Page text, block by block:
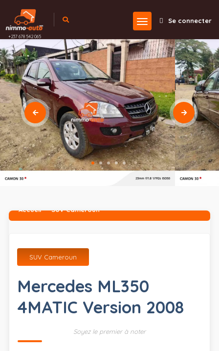
+237 678 542 065
Se connecter
Accueil SUV Cameroun
SUV Cameroun
Mercedes ML350
4MATIC Version 2008
Soyez le premier à noter